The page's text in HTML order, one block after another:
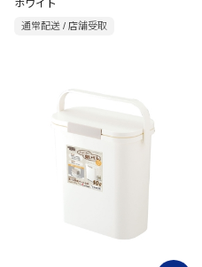
ホワイト
通常配送 / 店舗受取